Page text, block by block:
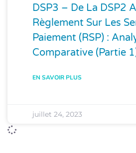
DSP3 – De La DSP2
Règlement Sur Les
Paiement (RSP) :
Comparative (Partie
EN SAVOIR PLUS
juillet 24, 2023